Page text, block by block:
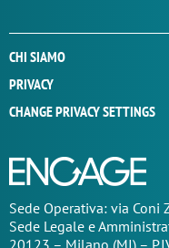
CHI SIAMO
PRIVACY
CHANGE PRIVACY SETTINGS
Sede Operativa: via
Sede Legale e
20123 – Milano (MI) –